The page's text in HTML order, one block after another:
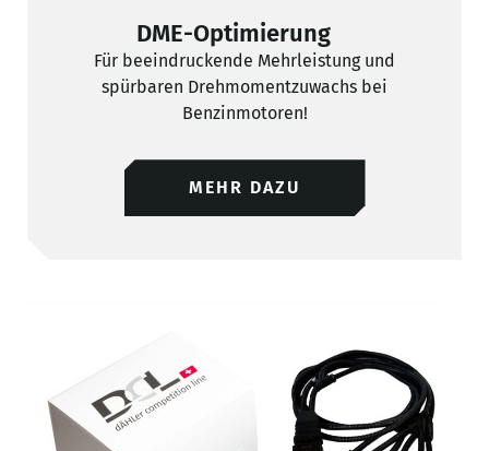
DME-Optimierung
Für beeindruckende Mehrleistung und
spürbaren Drehmomentzuwachs bei
Benzinmotoren!
MEHR DAZU